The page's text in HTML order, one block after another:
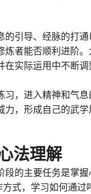
引导、经脉的打
者能否顺利进阶
实际运用中不断调
，进入精神和气
，形成自己的武学
法理解
的主要任务是掌
式，学习如何通